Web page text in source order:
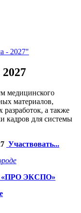
- 2027"
медицинского
материалов,
а также
кадров для системы
Участвовать...
«ПРО ЭКСПО»